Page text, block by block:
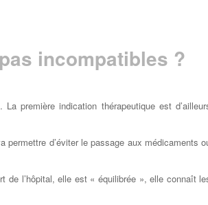
incompatibles ?
première indication thérapeutique est
permettre d’éviter le passage aux médicaments
de l’hôpital, elle est « équilibrée », elle connaît